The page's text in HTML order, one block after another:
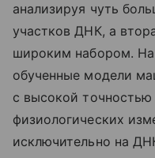
анализируя чуть
участков ДНК, а
широким набором. На
обученные модели
с высокой точностью
физиологических
исключительно на